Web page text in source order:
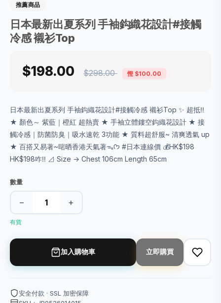
推薦商品
日本最新出夏系列 手袖鈎織花設計#接觸
冷感 襯衫Top
$198.00 $298.00 慳 $100.00
日本最新出夏系列 手袖鈎織花設計#接觸冷感 襯衫Top ✨ 超抵‼️
★ 顏色～ 紫藍｜橙紅 超熱賣 ★ 手袖立體鏤空鈎織花設計 ★ 接
觸冷感｜防菌防臭｜吸水速乾 3功能 ★ 質料超舒服~ 清爽透氣 up
★ 百搭又易著~啱晒香港天氣著ᯓᡣ𐭩 #日本連線價 💰HK$198
HK$198咋‼️ ⊿ Size → Chest 106cm Length 65cm
數量
− +
有貨
加入購物車 立即購買
安全付款 · SSL 加密保障